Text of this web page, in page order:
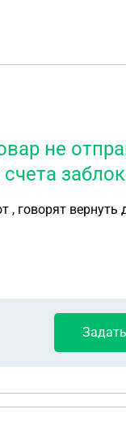
не
говорят вернуть